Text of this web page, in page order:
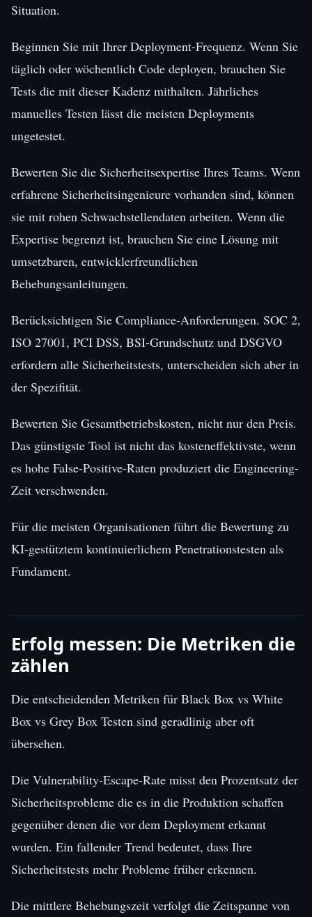
Situation.
Beginnen Sie mit Ihrer Deployment-Frequenz. Wenn Sie
täglich oder wöchentlich Code deployen, brauchen Sie
Tests die mit dieser Kadenz mithalten. Jährliches
manuelles Testen lässt die meisten Deployments
ungetestet.
Bewerten Sie die Sicherheitsexpertise Ihres Teams. Wenn
erfahrene Sicherheitsingenieure vorhanden sind, können
sie mit rohen Schwachstellendaten arbeiten. Wenn die
Expertise begrenzt ist, brauchen Sie eine Lösung mit
umsetzbaren, entwicklerfreundlichen
Behebungsanleitungen.
Berücksichtigen Sie Compliance-Anforderungen. SOC 2,
ISO 27001, PCI DSS, BSI-Grundschutz und DSGVO
erfordern alle Sicherheitstests, unterscheiden sich aber in
der Spezifität.
Bewerten Sie Gesamtbetriebskosten, nicht nur den Preis.
Das günstigste Tool ist nicht das kosteneffektivste, wenn
es hohe False-Positive-Raten produziert die Engineering-
Zeit verschwenden.
Für die meisten Organisationen führt die Bewertung zu
KI-gestütztem kontinuierlichem Penetrationstesten als
Fundament.
Erfolg messen: Die Metriken die
zählen
Die entscheidenden Metriken für Black Box vs White
Box vs Grey Box Testen sind geradlinig aber oft
übersehen.
Die Vulnerability-Escape-Rate misst den Prozentsatz der
Sicherheitsprobleme die es in die Produktion schaffen
gegenüber denen die vor dem Deployment erkannt
wurden. Ein fallender Trend bedeutet, dass Ihre
Sicherheitstests mehr Probleme früher erkennen.
Die mittlere Behebungszeit verfolgt die Zeitspanne von